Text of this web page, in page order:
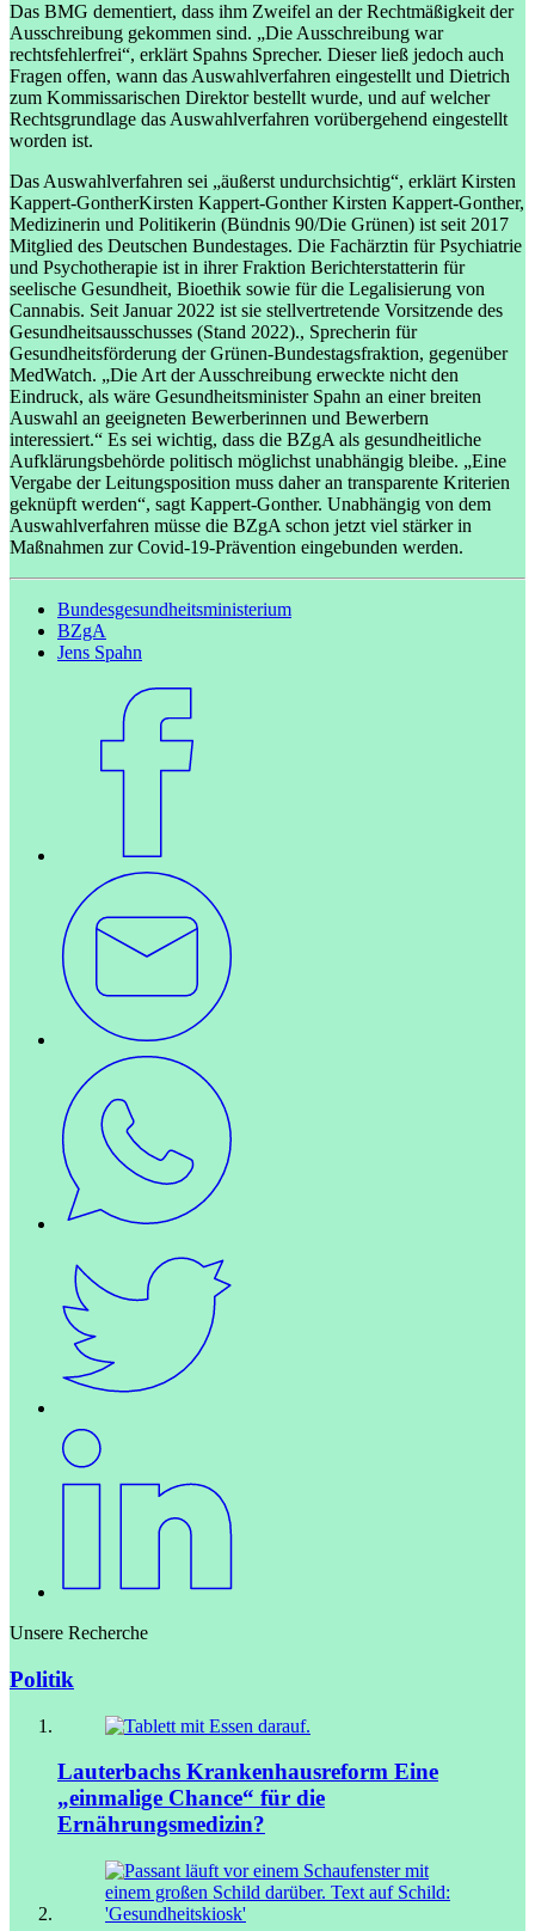
Das BMG dementiert, dass ihm Zweifel an der Rechtmäßigkeit der
Ausschreibung gekommen sind. „Die Ausschreibung war
rechtsfehlerfrei“, erklärt Spahns Sprecher. Dieser ließ jedoch auch
Fragen offen, wann das Auswahlverfahren eingestellt und Dietrich
zum Kommissarischen Direktor bestellt wurde, und auf welcher
Rechtsgrundlage das Auswahlverfahren vorübergehend eingestellt
worden ist.
Das Auswahlverfahren sei „äußerst undurchsichtig“, erklärt Kirsten
Kappert-GontherKirsten Kappert-Gonther Kirsten Kappert-Gonther,
Medizinerin und Politikerin (Bündnis 90/Die Grünen) ist seit 2017
Mitglied des Deutschen Bundestages. Die Fachärztin für Psychiatrie
und Psychotherapie ist in ihrer Fraktion Berichterstatterin für
seelische Gesundheit, Bioethik sowie für die Legalisierung von
Cannabis. Seit Januar 2022 ist sie stellvertretende Vorsitzende des
Gesundheitsausschusses (Stand 2022)., Sprecherin für
Gesundheitsförderung der Grünen-Bundestagsfraktion, gegenüber
MedWatch. „Die Art der Ausschreibung erweckte nicht den
Eindruck, als wäre Gesundheitsminister Spahn an einer breiten
Auswahl an geeigneten Bewerberinnen und Bewerbern
interessiert.“ Es sei wichtig, dass die BZgA als gesundheitliche
Aufklärungsbehörde politisch möglichst unabhängig bleibe. „Eine
Vergabe der Leitungsposition muss daher an transparente Kriterien
geknüpft werden“, sagt Kappert-Gonther. Unabhängig von dem
Auswahlverfahren müsse die BZgA schon jetzt viel stärker in
Maßnahmen zur Covid-19-Prävention eingebunden werden.
Bundesgesundheitsministerium
BZgA
Jens Spahn
Unsere Recherche
Politik
Lauterbachs Krankenhausreform Eine
„einmalige Chance“ für die
Ernährungsmedizin?